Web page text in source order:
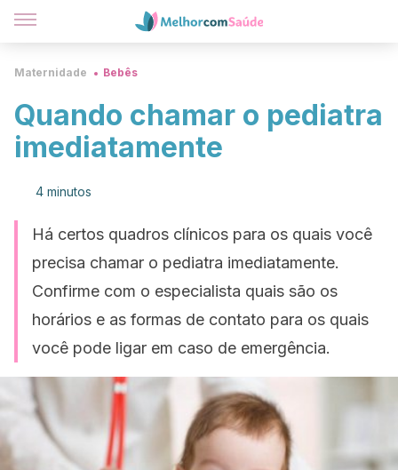
Maternidade Bebês
Quando chamar o pediatra
imediatamente
4 minutos
Há certos quadros clínicos para os quais você
precisa chamar o pediatra imediatamente.
Confirme com o especialista quais são os
horários e as formas de contato para os quais
você pode ligar em caso de emergência.